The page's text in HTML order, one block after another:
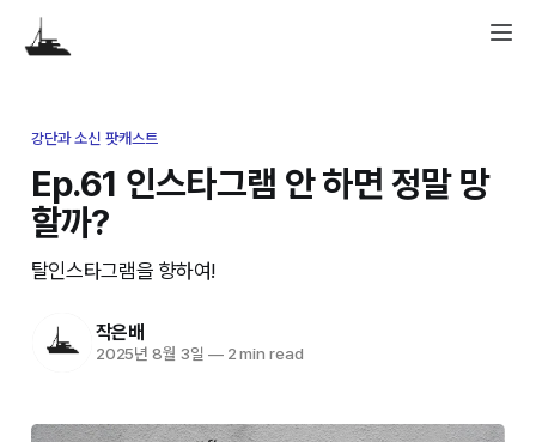
강단과 소신 팟캐스트
Ep.61 인스타그램 안 하면 정말 망
할까?
탈인스타그램을 향하여!
작은배
2025년 8월 3일 —2 min read